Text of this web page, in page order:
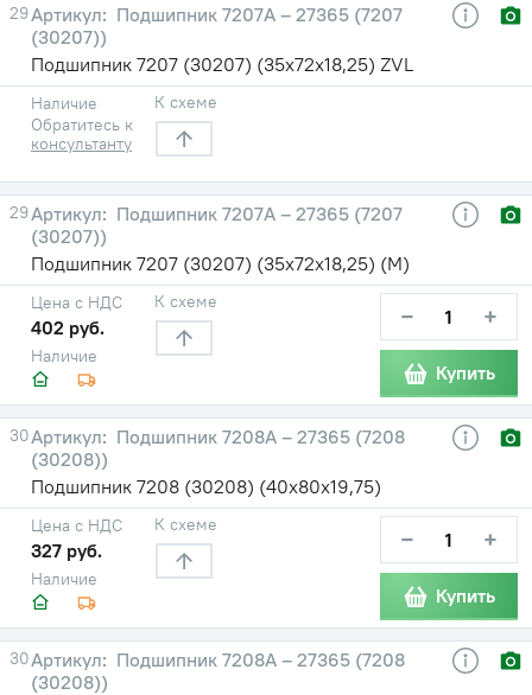
29
Подшипник 7207А – 27365 (7207
(30207))
Подшипник 7207 (30207) (35х72х18,25) ZVL
Наличие
Обратитесь к
консультанту
К схеме
29
Подшипник 7207А – 27365 (7207
(30207))
Подшипник 7207 (30207) (35х72х18,25) (М)
Наличие
Цена с НДС
402 руб.
К схеме − +
Купить
30
Подшипник 7208А – 27365 (7208
(30208))
Подшипник 7208 (30208) (40х80х19,75)
Наличие
Цена с НДС
327 руб.
К схеме − +
Купить
30
Подшипник 7208А – 27365 (7208
(30208))